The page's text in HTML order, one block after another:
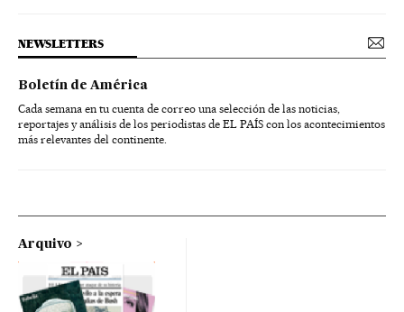
NEWSLETTERS
Boletín de América
Cada semana en tu cuenta de correo una selección de las noticias,
reportajes y análisis de los periodistas de EL PAÍS con los acontecimientos
más relevantes del continente.
Arquivo